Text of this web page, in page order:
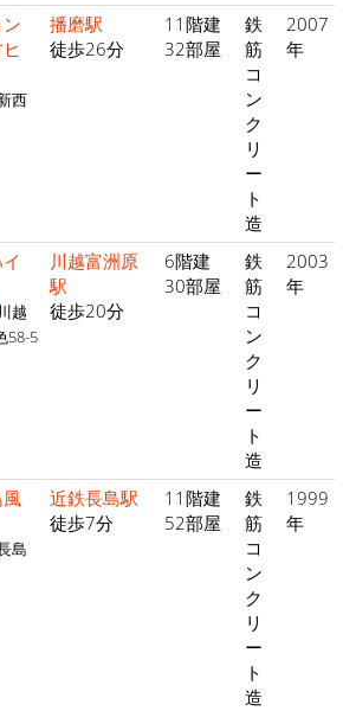
西
播磨駅
徒歩26分
11階建
32部屋
鉄
筋
コ
ン
ク
リ
ー
ト
造
2007
年
越
58-5
川越富洲原
駅
徒歩20分
6階建
30部屋
鉄
筋
コ
ン
ク
リ
ー
ト
造
2003
年
島
近鉄長島駅
徒歩7分
11階建
52部屋
鉄
筋
コ
ン
ク
リ
ー
ト
造
1999
年